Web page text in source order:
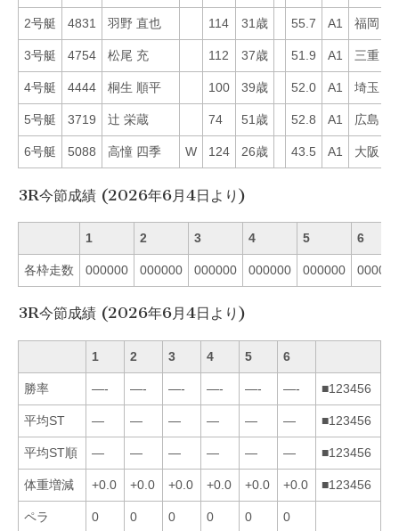
2号艇 4831 羽野 直也 114 31歳 55.7 A1 福岡
3号艇 4754 松尾 充 112 37歳 51.9 A1 三重
4号艇 4444 桐生 順平 100 39歳 52.0 A1 埼玉
5号艇 3719 辻 栄蔵 74 51歳 52.8 A1 広島
6号艇 5088 高憧 四季 W 124 26歳 43.5 A1 大阪
3R今節成績 (2026年6月4日より)
1 2 3 4 5 6
各枠走数 000000 000000 000000 000000 000000 000000
3R今節成績 (2026年6月4日より)
1 2 3 4 5 6
勝率 —- —- —- —- —- —- ■123456
平均ST — — — — — — ■123456
平均ST順 — — — — — — ■123456
体重増減 +0.0 +0.0 +0.0 +0.0 +0.0 +0.0 ■123456
ペラ 0 0 0 0 0 0